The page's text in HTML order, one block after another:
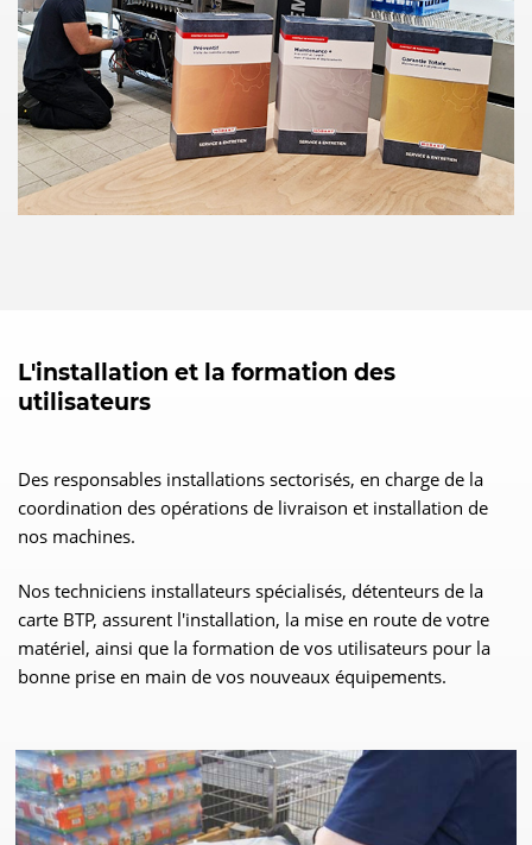
L'installation et la formation des
utilisateurs
Des responsables installations sectorisés, en charge de la
coordination des opérations de livraison et installation de
nos machines.
Nos techniciens installateurs spécialisés, détenteurs de la
carte BTP, assurent l'installation, la mise en route de votre
matériel, ainsi que la formation de vos utilisateurs pour la
bonne prise en main de vos nouveaux équipements.